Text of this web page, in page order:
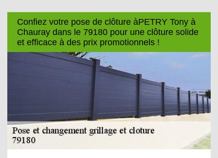
Confiez votre pose de clôture àPETRY Tony à
Chauray dans le 79180 pour une clôture solide
et efficace à des prix promotionnels !